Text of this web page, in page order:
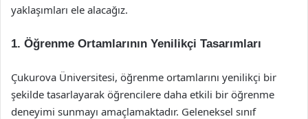
yaklaşımları ele alacağız.
1. Öğrenme Ortamlarının Yenilikçi Tasarımları
Çukurova Üniversitesi, öğrenme ortamlarını yenilikçi bir
şekilde tasarlayarak öğrencilere daha etkili bir öğrenme
deneyimi sunmayı amaçlamaktadır. Geleneksel sınıf